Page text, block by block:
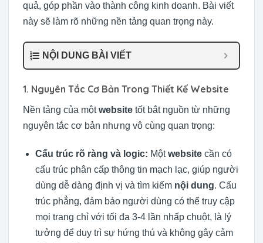
quả, góp phần vào thành công kinh doanh. Bài viết
này sẽ làm rõ những nền tảng quan trọng này.
NỘI DUNG BÀI VIẾT
1. Nguyên Tắc Cơ Bản Trong Thiết Kế Website
Nền tảng của mộtwebsite tốt bắt nguồn từ những
nguyên tắc cơ bản nhưng vô cùng quan trọng:
Cấu trúc rõ ràng và logic: Mộtwebsitecần có
cấu trúc phân cấp thông tin mạch lạc, giúp người
dùng dễ dàng định vị và tìm kiếm nội dung. Cấu
trúc phẳng, đảm bảo người dùng có thể truy cập
mọi trang chỉ với tối đa 3-4 lần nhấp chuột, là lý
tưởng để duy trì sự hứng thú và không gây cảm